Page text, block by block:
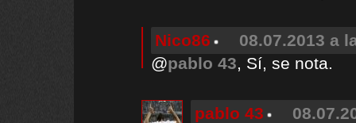
Nico86
08.07.2013 a
@pablo 43, Sí, se nota.
pablo 43